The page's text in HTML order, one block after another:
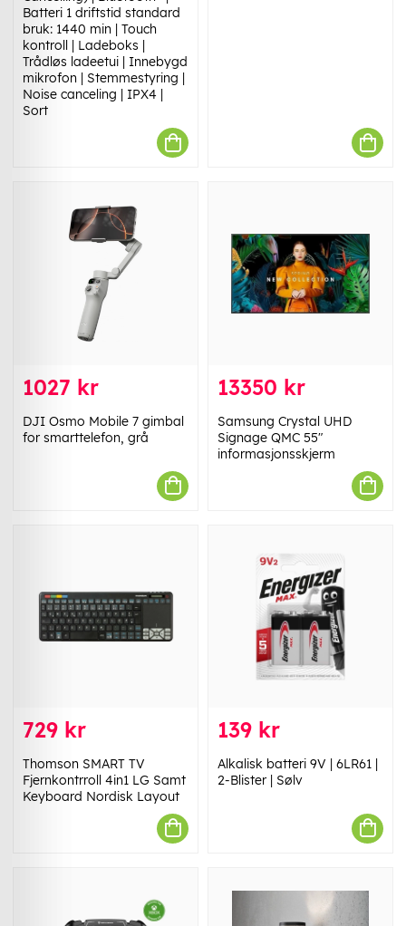
Batteri 1 driftstid standard
bruk: 1440 min | Touch
kontroll | Ladeboks |
Trådløs ladeetui | Innebygd
mikrofon | Stemmestyring |
Noise canceling | IPX4 |
Sort
1027 kr
DJI Osmo Mobile 7 gimbal
for smarttelefon, grå
13350 kr
Samsung Crystal UHD
Signage QMC 55"
informasjonsskjerm
729 kr
Thomson SMART TV
Fjernkontrroll 4in1 LG Samt
Keyboard Nordisk Layout
139 kr
Alkalisk batteri 9V | 6LR61 |
2-Blister | Sølv